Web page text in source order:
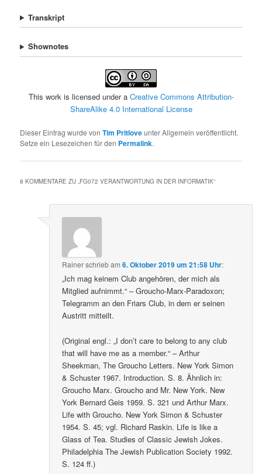
Transkript
Shownotes
This work is licensed under a Creative Commons Attribution-
ShareAlike 4.0 International License
Dieser Eintrag wurde vonTim Pritloveunter Allgemein veröffentlicht.
Setze ein Lesezeichen für den Permalink.
8 KOMMENTARE ZU „FG072 VERANTWORTUNG IN DER INFORMATIK“
Rainerschriebam6. Oktober 2019 um 21:58 Uhr:
„Ich mag keinem Club angehören, der mich als
Mitglied aufnimmt.“ – Groucho-Marx-Paradoxon;
Telegramm an den Friars Club, in dem er seinen
Austritt mitteilt.
(Original engl.: „I don’t care to belong to any club
that will have me as a member.“ – Arthur
Sheekman, The Groucho Letters. New York Simon
& Schuster 1967. Introduction. S. 8. Ähnlich in:
Groucho Marx. Groucho and Mr. New York. New
York Bernard Geis 1959. S. 321 und Arthur Marx.
Life with Groucho. New York Simon & Schuster
1954. S. 45; vgl. Richard Raskin. Life is like a
Glass of Tea. Studies of Classic Jewish Jokes.
Philadelphia The Jewish Publication Society 1992.
S. 124 ff.)